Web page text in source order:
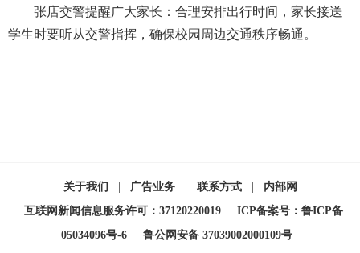
张店交警提醒广大家长：合理安排出行时间，家长接送
学生时要听从交警指挥，确保校园周边交通秩序畅通。
关于我们 广告业务 联系方式
内部网
互联网新闻信息服务许可：37120220019
ICP备案号：鲁ICP备
05034096号-6
鲁公网安备 37039002000109号